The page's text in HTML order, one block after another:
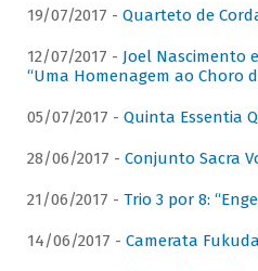
19/07/2017 - Quarteto de
12/07/2017 - Joel Nascimento
“Uma Homenagem ao Choro
05/07/2017 - Quinta Essentia
28/06/2017 - Conjunto Sacra
21/06/2017 - Trio 3 por 8:
14/06/2017 - Camerata